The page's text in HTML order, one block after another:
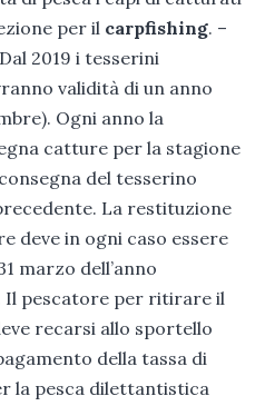
per il carpfishing. –
2019 i tesserini
validità di un anno
Ogni anno la
catture per la stagione
del tesserino
La restituzione
deve in ogni caso essere
marzo dell’anno
Il pescatore per ritirare il
recarsi allo sportello
della tassa di
la pesca dilettantistica